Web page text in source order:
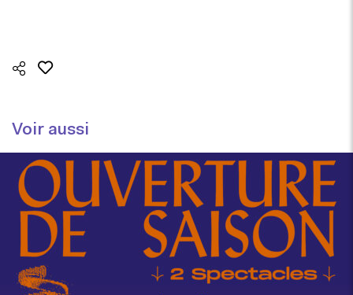
Voir aussi